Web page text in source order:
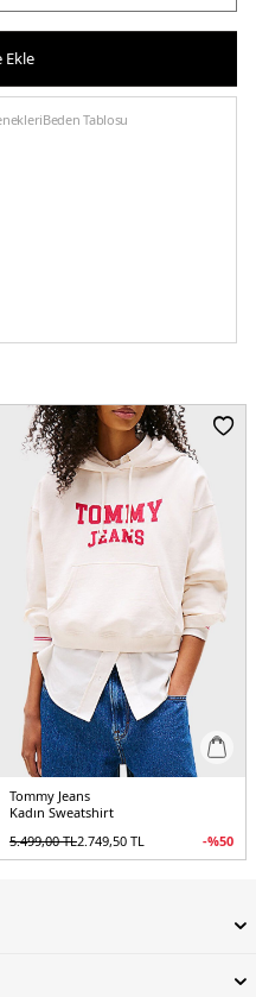
Ekle
Beden Tablosu
Tommy Jeans
Kadın Sweatshirt
5.499,00TL2.749,50 TL -%50